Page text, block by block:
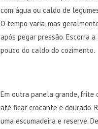
com água ou caldo de
O tempo varia, mas
após pegar pressão. Escorra
pouco do caldo do cozimento.
Em outra panela grande, frite
até ficar crocante e dourado.
uma escumadeira e reserve.